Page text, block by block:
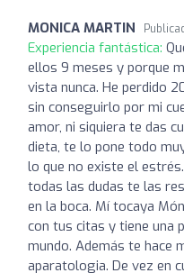
MONICA MARTIN
Experiencia fantástica:
ellos 9 meses y porque
vista nunca. He perdido
sin conseguirlo por mi
amor, ni siquiera te das
dieta, te lo pone todo
lo que no existe el
todas las dudas te las
en la boca. Mí tocaya
con tus citas y tiene una
mundo. Además te hace
aparatologia. De vez en